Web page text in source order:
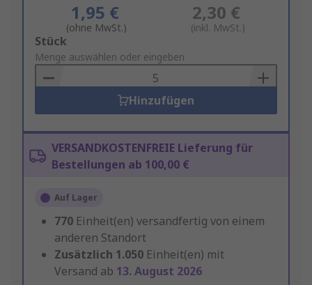
1,95 €
(ohne MwSt.)
2,30 €
(inkl. MwSt.)
Add
to
Basket
Stück
Menge auswählen oder eingeben
Hinzufügen
VERSANDKOSTENFREIE Lieferung für
Bestellungen ab 100,00 €
Auf Lager
770 Einheit(en) versandfertig von einem
anderen Standort
Zusätzlich 1.050 Einheit(en) mit
Versand ab 13. August 2026